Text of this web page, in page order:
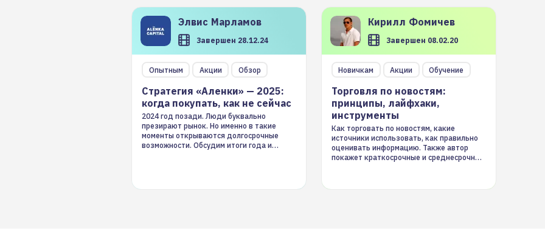
Элвис Марламов
Завершен 28.12.24
Опытным Акции Обзор
Стратегия «Аленки» — 2025:
когда покупать, как не сейчас
2024 год позади. Люди буквально
презирают рынок. Но именно в такие
моменты открываются долгосрочные
возможности. Обсудим итоги года и
Кирилл Фомичев
Завершен 08.02.20
Новичкам Акции Обучение
Торговля по новостям:
принципы, лайфхаки,
инструменты
Как торговать по новостям, какие
источники использовать, как правильно
оценивать информацию. Также автор
покажет краткосрочные и среднесрочные